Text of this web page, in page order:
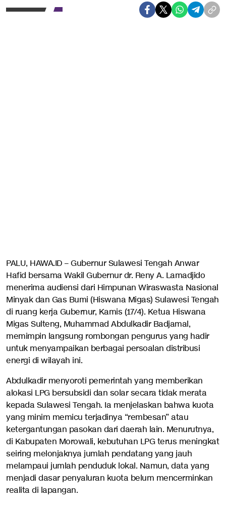
PALU, HAWA.ID – Gubernur Sulawesi Tengah Anwar
Hafid bersama Wakil Gubernur dr. Reny A. Lamadjido
menerima audiensi dari Himpunan Wiraswasta Nasional
Minyak dan Gas Bumi (Hiswana Migas) Sulawesi Tengah
di ruang kerja Gubernur, Kamis (17/4). Ketua Hiswana
Migas Sulteng, Muhammad Abdulkadir Badjamal,
memimpin langsung rombongan pengurus yang hadir
untuk menyampaikan berbagai persoalan distribusi
energi di wilayah ini.
Abdulkadir menyoroti pemerintah yang memberikan
alokasi LPG bersubsidi dan solar secara tidak merata
kepada Sulawesi Tengah. Ia menjelaskan bahwa kuota
yang minim memicu terjadinya “rembesan” atau
ketergantungan pasokan dari daerah lain. Menurutnya,
di Kabupaten Morowali, kebutuhan LPG terus meningkat
seiring melonjaknya jumlah pendatang yang jauh
melampaui jumlah penduduk lokal. Namun, data yang
menjadi dasar penyaluran kuota belum mencerminkan
realita di lapangan.